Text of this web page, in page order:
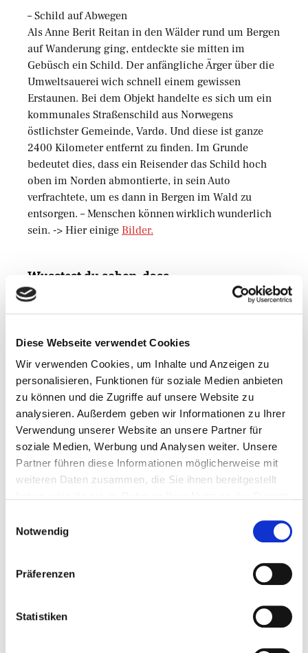
Diese Webseite verwendet Cookies
Wir verwenden Cookies, um Inhalte und Anzeigen zu
personalisieren, Funktionen für soziale Medien anbieten
zu können und die Zugriffe auf unsere Website zu
analysieren. Außerdem geben wir Informationen zu Ihrer
Verwendung unserer Website an unsere Partner für
soziale Medien, Werbung und Analysen weiter. Unsere
Partner führen diese Informationen möglicherweise mit
weiteren Daten zusammen, die Sie ihnen bereitgestellt
Notwendig
Präferenzen
Statistiken
– Schild auf Abwegen
Als Anne Berit Reitan in den Wälder rund um Bergen
auf Wanderung ging, entdeckte sie mitten im
Gebüsch ein Schild. Der anfängliche Ärger über die
Umweltsauerei wich schnell einem gewissen
Erstaunen. Bei dem Objekt handelte es sich um ein
kommunales Straßenschild aus Norwegens
östlichster Gemeinde, Vardø. Und diese ist ganze
2400 Kilometer entfernt zu finden. Im Grunde
bedeutet dies, dass ein Reisender das Schild hoch
oben im Norden abmontierte, in sein Auto
verfrachtete, um es dann in Bergen im Wald zu
entsorgen. – Menschen können wirklich wunderlich
sein. -> Hier einige Bilder.
Wusstest du schon, dass…
… der älteste, noch an seinem ursprünglichen Platz
Jahrhundert ist?
Festivals in Norwegen
Festspillene i Nord-Norge– 23. Juni.- 30. Juli 2018,
Kulturfestspiele in Nord-Norwegen
KongsbergJazzfestival –5– 7. Juli 2018, Jazz in
Kongsberg – Ein großes Erlebnis.
Førdefestivalen– 4. – 8. Juli 2018, Internationales
der Nordatlantik-Insel Træna
Veranstaltungen
Landschaftsmalerei, Museum der Westküste, Föhr